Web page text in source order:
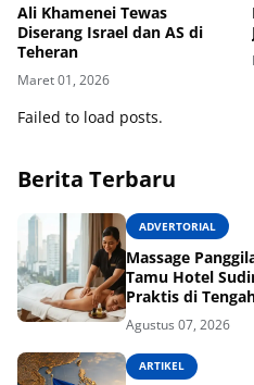
Ali Khamenei Tewas
Diserang Israel dan AS di
Teheran
Maret 01, 2026
Failed to load posts.
Berita Terbaru
ADVERTORIAL
Massage
Tamu Hotel
Praktis di
Agustus 07, 2026
ARTIKEL